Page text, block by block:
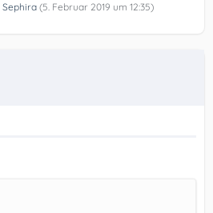
Sephira (5. Februar 2019 um 12:35)